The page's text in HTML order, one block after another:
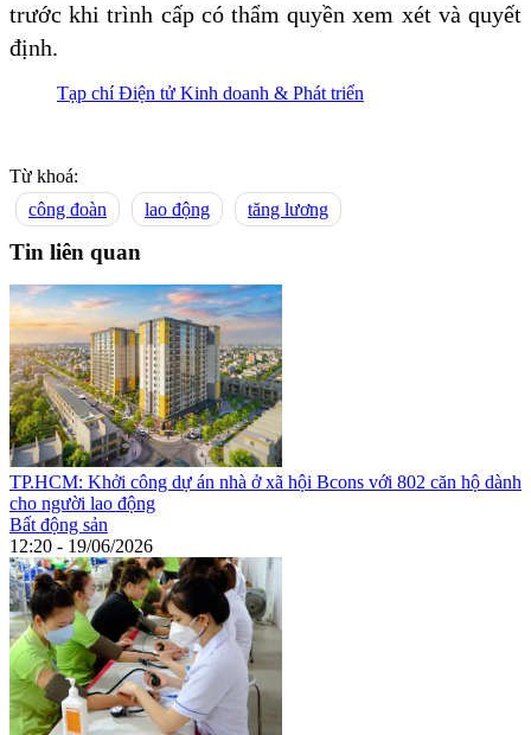
trước khi trình cấp có thẩm quyền xem xét và quyết
định.
Tạp chí Điện tử Kinh doanh & Phát triển
Từ khoá:
công đoàn
lao động tăng lương
Tin liên quan
TP.HCM: Khởi công dự án nhà ở xã hội Bcons với 802 căn hộ dành
cho người lao động
Bất động sản
12:20 - 19/06/2026